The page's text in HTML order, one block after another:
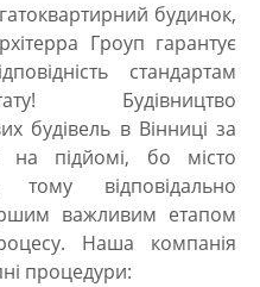
будинок,
Гроуп гарантує
стандартам
Будівництво
будівель в Вінниці за
на підйомі, бо місто
відповідально
важливим етапом
Наша компанія
процедури: